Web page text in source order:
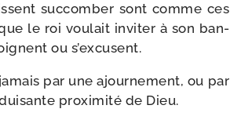
suc­com­ber sont comme ces
le roi vou­lait invi­ter à son ban­
ou s’excusent.
par une ajour­ne­ment, ou par
proxi­mi­té de Dieu.